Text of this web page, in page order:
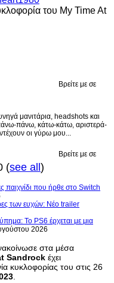
Βρείτε με σε
μανιτάρια, headshots και
πάνω, κάτω-κάτω, αριστερά-
οι γύρω μου...
Βρείτε με σε
(see all)
παιχνίδι που ήρθε στο Switch
των ευχών: Νέο trailer
Το PS6 έρχεται με μια
2026
στα μέσα
Sandrock έχει
κυκλοφορίας του στις 26